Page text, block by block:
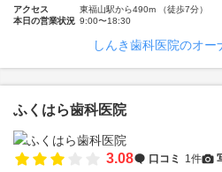
アクセス
東福山駅から490m （徒歩7分）
本日の営業状況 9:00〜18:30
しんき歯科医院のオー
ふくはら歯科医院
3.08 口コミ 1件